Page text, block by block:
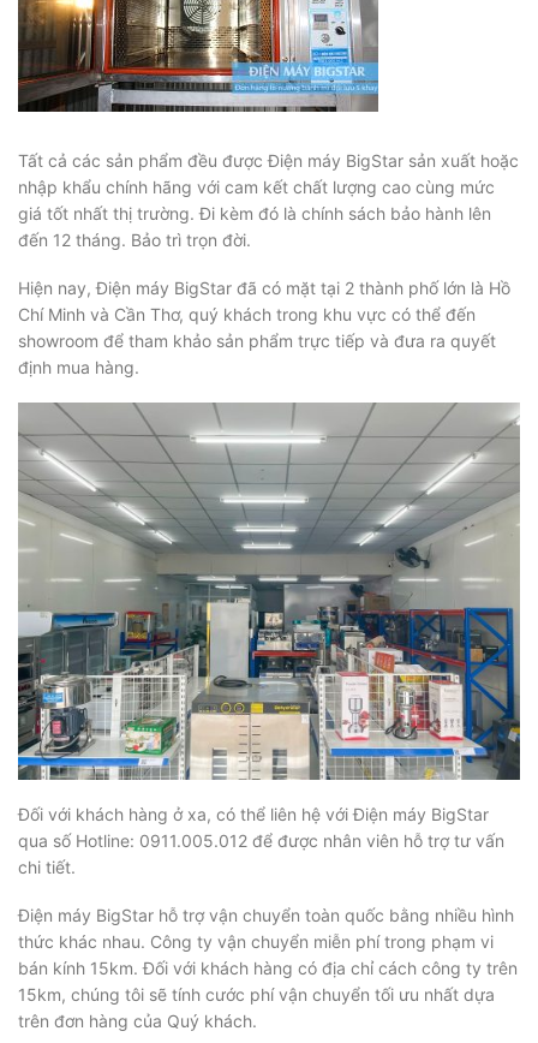
Tất cả các sản phẩm đều được Điện máy BigStar sản xuất hoặc
nhập khẩu chính hãng với cam kết chất lượng cao cùng mức
giá tốt nhất thị trường. Đi kèm đó là chính sách bảo hành lên
đến 12 tháng. Bảo trì trọn đời.
Hiện nay, Điện máy BigStar đã có mặt tại 2 thành phố lớn là Hồ
Chí Minh và Cần Thơ, quý khách trong khu vực có thể đến
showroom để tham khảo sản phẩm trực tiếp và đưa ra quyết
định mua hàng.
Đối với khách hàng ở xa, có thể liên hệ với Điện máy BigStar
qua số Hotline: 0911.005.012 để được nhân viên hỗ trợ tư vấn
chi tiết.
Điện máy BigStar hỗ trợ vận chuyển toàn quốc bằng nhiều hình
thức khác nhau. Công ty vận chuyển miễn phí trong phạm vi
bán kính 15km. Đối với khách hàng có địa chỉ cách công ty trên
15km, chúng tôi sẽ tính cước phí vận chuyển tối ưu nhất dựa
trên đơn hàng của Quý khách.